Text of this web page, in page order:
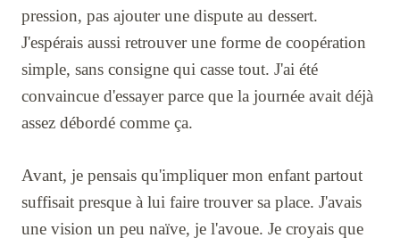
pression, pas ajouter une dispute au dessert.
J'espérais aussi retrouver une forme de coopération
simple, sans consigne qui casse tout. J'ai été
convaincue d'essayer parce que la journée avait déjà
assez débordé comme ça.
Avant, je pensais qu'impliquer mon enfant partout
suffisait presque à lui faire trouver sa place. J'avais
une vision un peu naïve, je l'avoue. Je croyais que